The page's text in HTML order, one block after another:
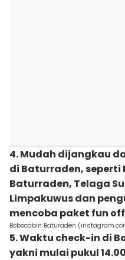
4. Mudah dijangkau
di Baturraden, seperti
Baturraden, Telaga
Limpakuwus dan
mencoba paket fun
Bobocabin Baturaden
5. Waktu check-in di
yakni mulai pukul